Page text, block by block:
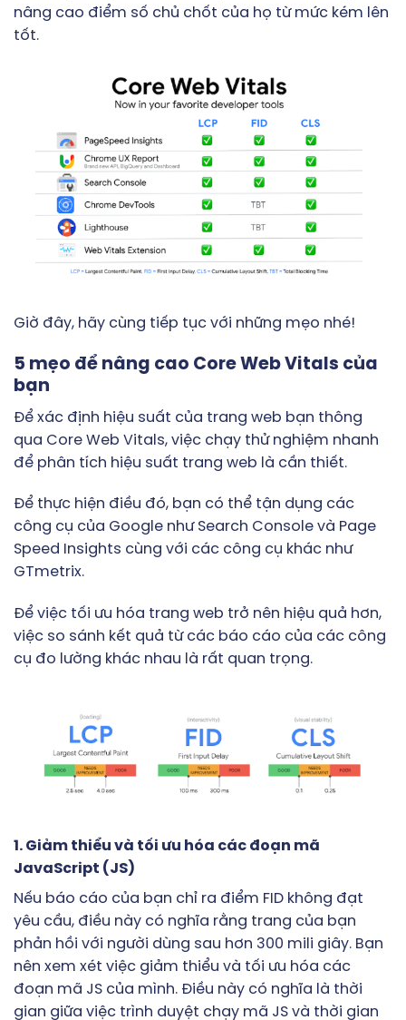
nâng cao điểm số chủ chốt của họ từ mức kém lên
tốt.
Giờ đây, hãy cùng tiếp tục với những mẹo nhé!
5 mẹo để nâng cao Core Web Vitals của
bạn
Để xác định hiệu suất của trang web bạn thông
qua Core Web Vitals, việc chạy thử nghiệm nhanh
để phân tích hiệu suất trang web là cần thiết.
Để thực hiện điều đó, bạn có thể tận dụng các
công cụ của Google như Search Console và Page
Speed Insights cùng với các công cụ khác như
GTmetrix.
Để việc tối ưu hóa trang web trở nên hiệu quả hơn,
việc so sánh kết quả từ các báo cáo của các công
cụ đo lường khác nhau là rất quan trọng.
1. Giảm thiểu và tối ưu hóa các đoạn mã
JavaScript (JS)
Nếu báo cáo của bạn chỉ ra điểm FID không đạt
yêu cầu, điều này có nghĩa rằng trang của bạn
phản hồi với người dùng sau hơn 300 mili giây. Bạn
nên xem xét việc giảm thiểu và tối ưu hóa các
đoạn mã JS của mình. Điều này có nghĩa là thời
gian giữa việc trình duyệt chạy mã JS và thời gian